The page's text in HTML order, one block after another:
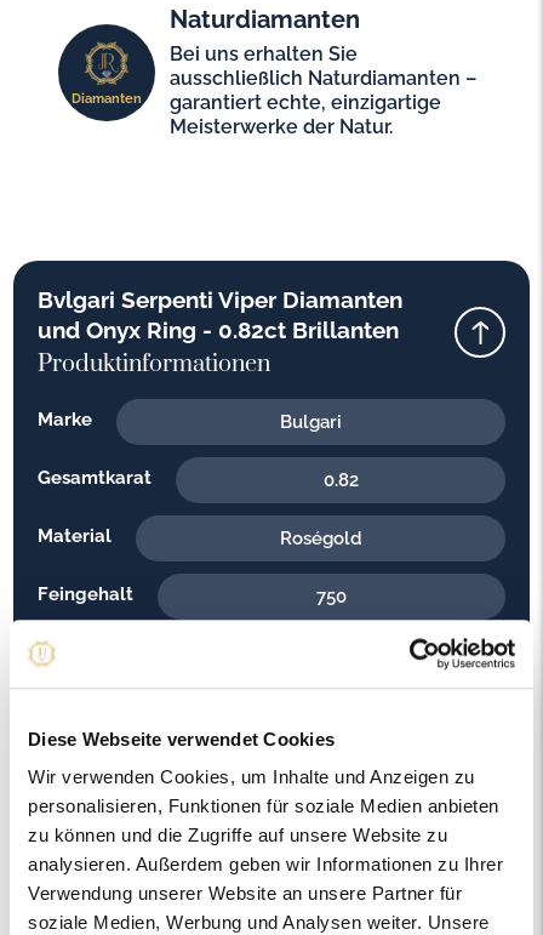
Diese Webseite verwendet Cookies
Wir verwenden Cookies, um Inhalte und Anzeigen zu
personalisieren, Funktionen für soziale Medien anbieten
zu können und die Zugriffe auf unsere Website zu
analysieren. Außerdem geben wir Informationen zu Ihrer
Verwendung unserer Website an unsere Partner für
soziale Medien, Werbung und Analysen weiter. Unsere
Diamanten
Naturdiamanten
Bei uns erhalten Sie
ausschließlich Naturdiamanten –
garantiert echte, einzigartige
Meisterwerke der Natur.
Bvlgari Serpenti Viper Diamanten
und Onyx Ring - 0.82ct Brillanten
Produktinformationen
Marke Bulgari
Gesamtkarat 0.82
Material Roségold
Feingehalt 750
Gewicht
Steinqualität VVS2
Edelsteinfarbe Diamant
Ringweite in mm 52